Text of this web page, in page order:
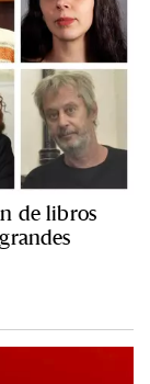
de libros